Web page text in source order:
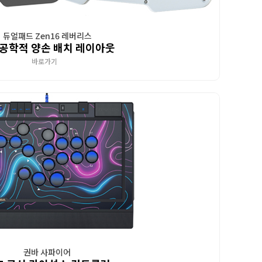
듀얼패드 Zen16 레버리스
학적 양손 배치 레이아웃
바로가기
권바 사파이어